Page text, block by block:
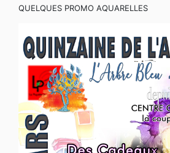
QUELQUES PROMO AQUARELLES